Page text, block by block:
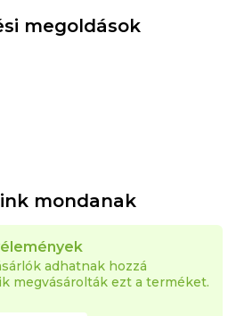
megoldások
mondanak
adhatnak hozzá
megvásárolták ezt a terméket.